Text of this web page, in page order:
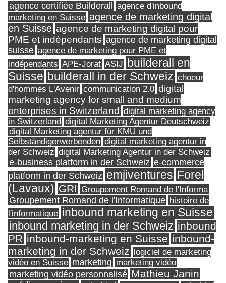
agence certifiée Builderall
agence d'inbound
marketing en Suisse agence de marketing digital
en Suisse agence de marketing digital pour
PME et indépendants agence de marketing digital
suisse agence de marketing pour PME et
indépendants APE-Jorat ASIJ builderall en
Suisse builderall in der Schweiz choeur
d'hommes L'Avenir communication 2.0 digital
marketing agency for small and medium
enterprises in Switzerland digital marketing agency
in Switzerland digital Marketing Agentur Deutschweiz
digital Marketing agentur für KMU und
Selbständigerwerbenden digital marketing agentur in
der Schweiz digital Marketing Agentur in der Schweiz
e-business platform in der Schweiz e-commerce
platform in der Schweiz emjiventures Forel
(Lavaux) GRI Groupement Romand de l'Informa
Groupement Romand de l'Informatique histoire de
l'informatique inbound marketing en Suisse
inbound marketing in der Schweiz inbound
PR inbound-marketing en Suisse inbound-
marketing in der Schweiz logiciel de marketing
vidéo en Suisse marketing marketing vidéo
marketing vidéo personnalisé Mathieu Janin